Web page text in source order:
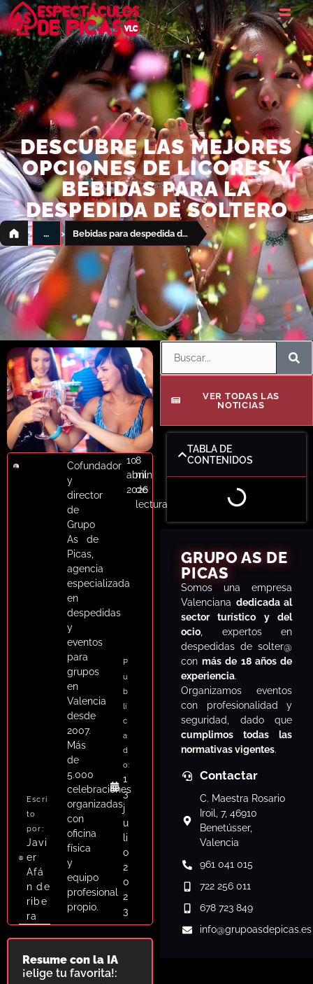
DESCUBRE LAS MEJORES
OPCIONES DE LICORES Y
BEBIDAS PARA LA
DESPEDIDA DE SOLTERO
› … › Bebidas para despedida de soltero
Escri
to
por:
Javi
er
Afá
n de
ribe
ra
Cofundador
y
director
de
Grupo
As de
Picas,
agencia
especializada
en
despedidas
y
eventos
para
grupos
en
Valencia
desde
2007.
Más
de
5.000
celebraciones
organizadas
con
oficina
física
y
equipo
profesional
propio.
P
u
b
li
c
a
d
o:
1
3
j
u
li
o
2
0
2
3
10
abril
2026
8
min
de
lectura
Resume con la IA
¡elige tu favorita!:
VER TODAS LAS
NOTICIAS
TABLA DE
CONTENIDOS
GRUPO AS DE
PICAS
Somos una empresa
Valenciana dedicada al
sector turístico y del
ocio , expertos en
despedidas de solter@
conmás de 18 años de
experiencia.
Organizamos eventos
con profesionalidad y
seguridad, dado que
cumplimos todas las
normativas vigentes.
Contactar
C. Maestra Rosario
Iroil, 7, 46910
Benetússer,
Valencia
961 041 015
722 256 011
678 723 849
info@grupoasdepicas.es